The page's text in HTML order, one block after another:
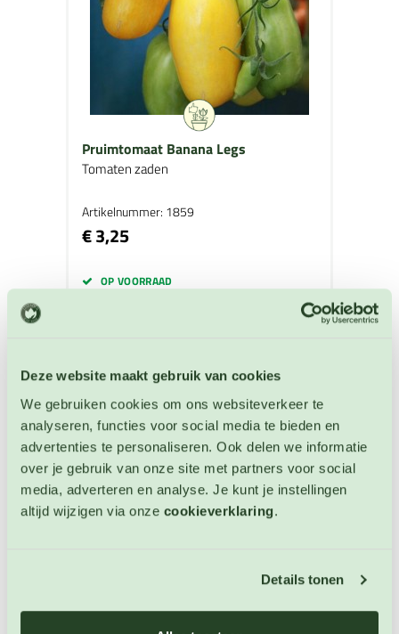
Deze website maakt gebruik van cookies
We gebruiken cookies om ons websiteverkeer te
analyseren, functies voor social media te bieden en
advertenties te personaliseren. Ook delen we informatie
over je gebruik van onze site met partners voor social
media, adverteren en analyse. Je kunt je instellingen
altijd wijzigen via onze cookieverklaring.
Details tonen
Pruimtomaat Banana Legs
Tomaten zaden
Artikelnummer: 1859
€ 3,25
OP VOORRAAD